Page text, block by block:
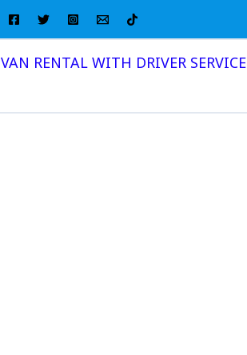
VAN RENTAL WITH DRIVER SERVICE